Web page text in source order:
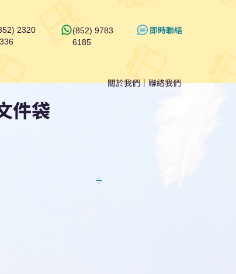
2320
(852) 9783
6185
​即時聯絡
關於我們｜聯絡我們
件袋